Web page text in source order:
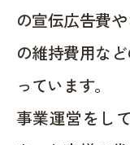
の宣伝広告費
の維持費用な
っています。
事業運営をし